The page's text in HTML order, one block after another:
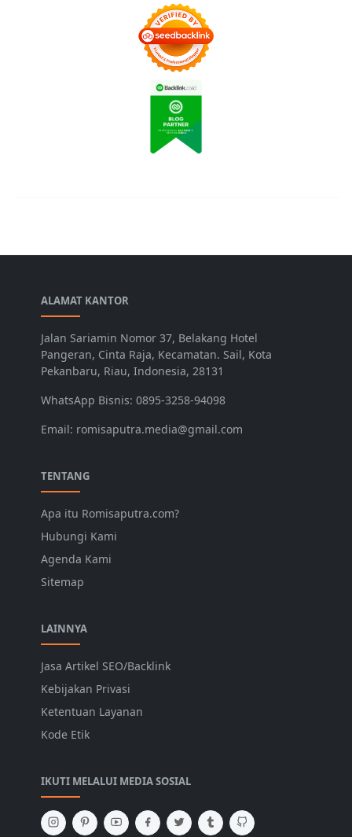
ALAMAT KANTOR
Jalan Sariamin Nomor 37, Belakang Hotel
Pangeran, Cinta Raja, Kecamatan. Sail, Kota
Pekanbaru, Riau, Indonesia, 28131
WhatsApp Bisnis: 0895-3258-94098
Email: romisaputra.media@gmail.com
TENTANG
Apa itu Romisaputra.com?
Hubungi Kami
Agenda Kami
Sitemap
LAINNYA
Jasa Artikel SEO/Backlink
Kebijakan Privasi
Ketentuan Layanan
Kode Etik
IKUTI MELALUI MEDIA SOSIAL